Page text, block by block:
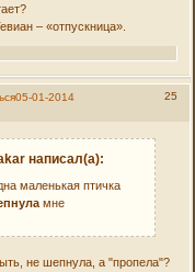
– «отпускница».
25
05-01-2014
написал(а):
маленькая птичка
мне
не шепнула, а "пропела"?